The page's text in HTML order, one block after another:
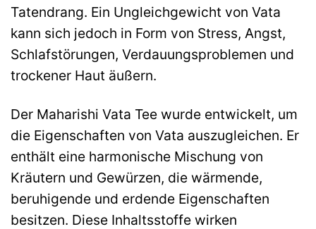
Tatendrang. Ein Ungleichgewicht von Vata
kann sich jedoch in Form von Stress, Angst,
Schlafstörungen, Verdauungsproblemen und
trockener Haut äußern.
Der Maharishi Vata Tee wurde entwickelt, um
die Eigenschaften von Vata auszugleichen. Er
enthält eine harmonische Mischung von
Kräutern und Gewürzen, die wärmende,
beruhigende und erdende Eigenschaften
besitzen. Diese Inhaltsstoffe wirken